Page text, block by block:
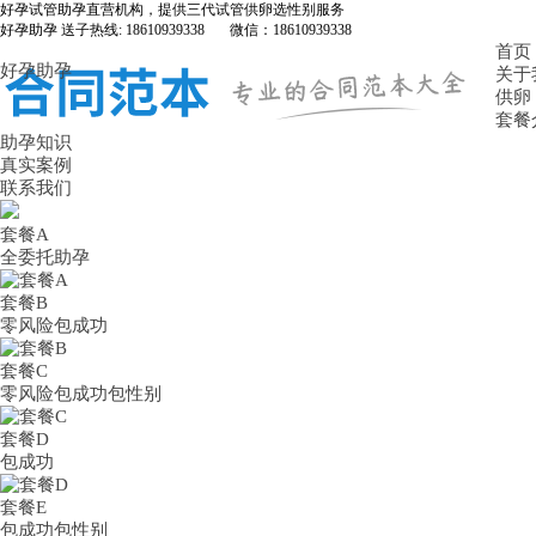
好孕试管助孕直营机构，提供三代试管供卵选性别服务
好孕助孕 送子热线: 18610939338 微信：18610939338
好孕助孕
首页
关于
供卵
套餐
助孕知识
真实案例
联系我们
套餐A
全委托助孕
套餐B
零风险包成功
套餐C
零风险包成功包性别
套餐D
包成功
套餐E
包成功包性别